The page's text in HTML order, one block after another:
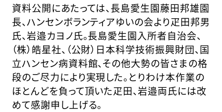
資料公開にあたっては、長島愛生園藤田邦雄園
長、ハンセンボランティアゆいの会より疋田邦男
氏、岩邉カヨノ氏。長島愛生園入所者自治会、
（株）皓星社、（公財）日本科学技術振興財団、国
立ハンセン病資料館、その他大勢の皆さまの格
段のご尽力により実現した。とりわけ本作業の
ほとんどを負って頂いた疋田、岩邉両氏には改
めて感謝申し上げる。